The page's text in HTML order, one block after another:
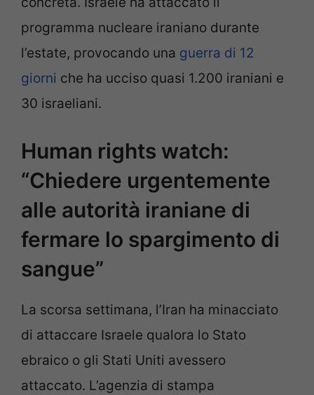
programma nucleare iraniano durante
l’estate, provocando una guerra di 12
giorni che ha ucciso quasi 1.200 iraniani e
30 israeliani.
Human rights watch:
“Chiedere urgentemente
alle autorità iraniane di
fermare lo spargimento di
sangue”
La scorsa settimana, l’Iran ha minacciato
di attaccare Israele qualora lo Stato
ebraico o gli Stati Uniti avessero
attaccato. L’agenzia di stampa